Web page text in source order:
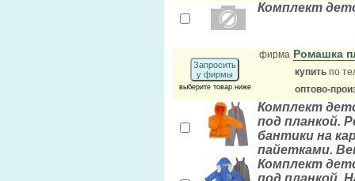
Комплект
Запросить
у фирмы
выберите товар ниже
фирма Ромашка
купить по
оптово-
Комплект
под планкой.
бантики на
пайетками.
Комплект
под планкой.